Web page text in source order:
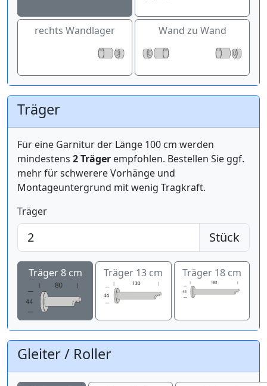
rechts Wandlager Wand zu Wand
Träger
Für eine Garnitur der Länge 100 cm werden
mindestens 2 Träger empfohlen. Bestellen Sie ggf.
mehr für schwerere Vorhänge und
Montageuntergrund mit wenig Tragkraft.
Träger
Stück
Träger 8 cm Träger 13 cm Träger 18 cm
Gleiter / Roller